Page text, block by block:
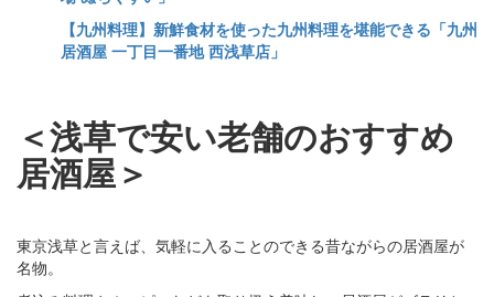
【九州料理】新鮮食材を使った九州料理を堪能できる「九州
居酒屋 一丁目一番地 西浅草店」
＜浅草で安い老舗のおすすめ
居酒屋＞
東京浅草と言えば、気軽に入ることのできる昔ながらの居酒屋が
名物。